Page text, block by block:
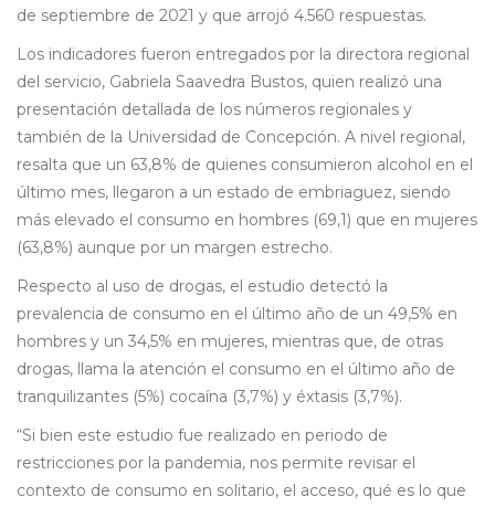
de septiembre de 2021 y que arrojó 4.560 respuestas.
Los indicadores fueron entregados por la directora regional
del servicio, Gabriela Saavedra Bustos, quien realizó una
presentación detallada de los números regionales y
también de la Universidad de Concepción. A nivel regional,
resalta que un 63,8% de quienes consumieron alcohol en el
último mes, llegaron a un estado de embriaguez, siendo
más elevado el consumo en hombres (69,1) que en mujeres
(63,8%) aunque por un margen estrecho.
Respecto al uso de drogas, el estudio detectó la
prevalencia de consumo en el último año de un 49,5% en
hombres y un 34,5% en mujeres, mientras que, de otras
drogas, llama la atención el consumo en el último año de
tranquilizantes (5%) cocaína (3,7%) y éxtasis (3,7%).
“Si bien este estudio fue realizado en periodo de
restricciones por la pandemia, nos permite revisar el
contexto de consumo en solitario, el acceso, qué es lo que